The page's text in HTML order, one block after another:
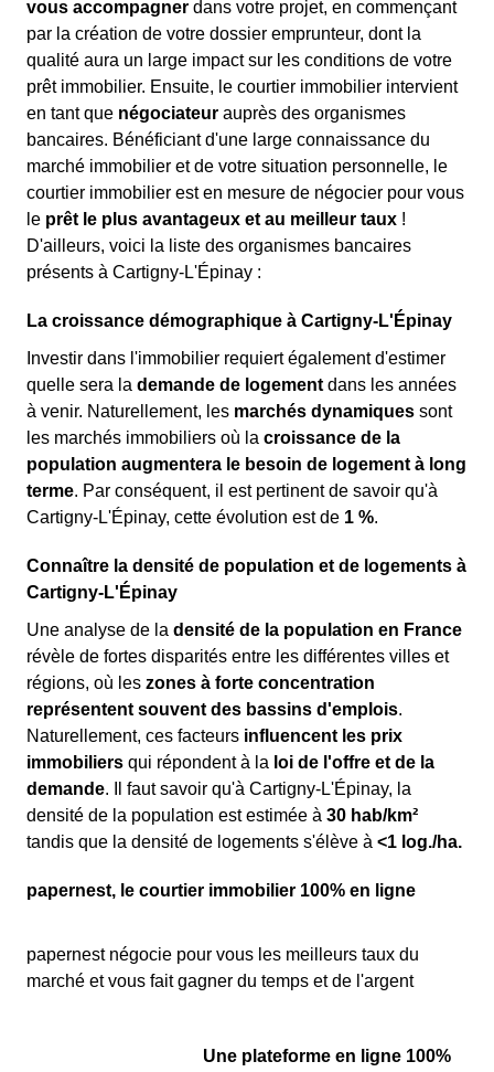
vous accompagner dans votre projet, en commençant
par la création de votre dossier emprunteur, dont la
qualité aura un large impact sur les conditions de votre
prêt immobilier. Ensuite, le courtier immobilier intervient
en tant que négociateur auprès des organismes
bancaires. Bénéficiant d'une large connaissance du
marché immobilier et de votre situation personnelle, le
courtier immobilier est en mesure de négocier pour vous
le prêt le plus avantageux et au meilleur taux !
D'ailleurs, voici la liste des organismes bancaires
présents à Cartigny-L'Épinay :
La croissance démographique à Cartigny-L'Épinay
Investir dans l'immobilier requiert également d'estimer
quelle sera la demande de logement dans les années
à venir. Naturellement, les marchés dynamiques sont
les marchés immobiliers où la croissance de la
population augmentera le besoin de logement à long
terme. Par conséquent, il est pertinent de savoir qu'à
Cartigny-L'Épinay, cette évolution est de 1 %.
Connaître la densité de population et de logements à
Cartigny-L'Épinay
Une analyse de la densité de la population en France
révèle de fortes disparités entre les différentes villes et
régions, où les zones à forte concentration
représentent souvent des bassins d'emplois.
Naturellement, ces facteurs influencent les prix
immobiliers qui répondent à la loi de l'offre et de la
demande. Il faut savoir qu'à Cartigny-L'Épinay, la
densité de la population est estimée à 30 hab/km²
tandis que la densité de logements s'élève à <1 log./ha.
papernest, le courtier immobilier 100% en ligne
papernest négocie pour vous les meilleurs taux du
marché et vous fait gagner du temps et de l'argent
Une plateforme en ligne 100%